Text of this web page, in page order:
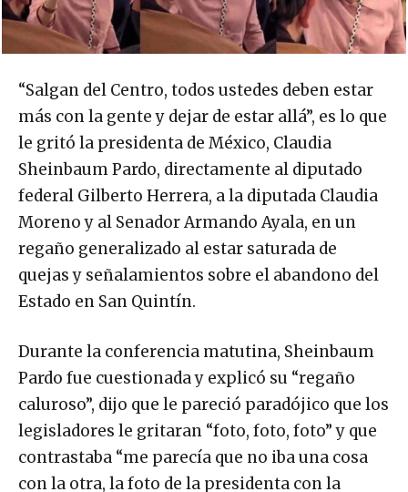
“Salgan del Centro, todos ustedes deben estar
más con la gente y dejar de estar allá”, es lo que
le gritó la presidenta de México, Claudia
Sheinbaum Pardo, directamente al diputado
federal Gilberto Herrera, a la diputada Claudia
Moreno y al Senador Armando Ayala, en un
regaño generalizado al estar saturada de
quejas y señalamientos sobre el abandono del
Estado en San Quintín.
Durante la conferencia matutina, Sheinbaum
Pardo fue cuestionada y explicó su “regaño
caluroso”, dijo que le pareció paradójico que los
legisladores le gritaran “foto, foto, foto” y que
contrastaba “me parecía que no iba una cosa
con la otra, la foto de la presidenta con la